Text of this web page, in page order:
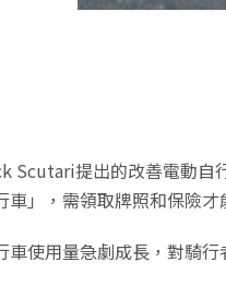
Scutari提出的改善電動
」，需領取牌照和保險才
使用量急劇成長，對騎